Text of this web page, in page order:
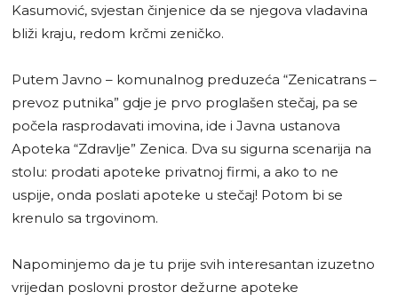
Kasumović, svjestan činjenice da se njegova vladavina
bliži kraju, redom krčmi zeničko.
Putem Javno – komunalnog preduzeća “Zenicatrans –
prevoz putnika” gdje je prvo proglašen stečaj, pa se
počela rasprodavati imovina, ide i Javna ustanova
Apoteka “Zdravlje” Zenica. Dva su sigurna scenarija na
stolu: prodati apoteke privatnoj firmi, a ako to ne
uspije, onda poslati apoteke u stečaj! Potom bi se
krenulo sa trgovinom.
Napominjemo da je tu prije svih interesantan izuzetno
vrijedan poslovni prostor dežurne apoteke